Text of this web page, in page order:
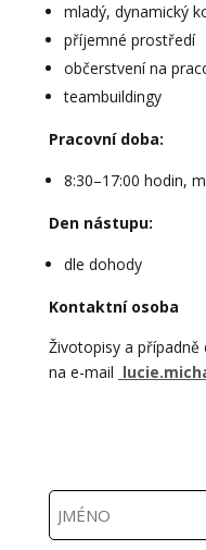
mladý, dynamický
příjemné prostředí
občerstvení na
teambuildingy
Pracovní doba:
8:30–17:00 hodin,
Den nástupu:
dle dohody
Kontaktní osoba
Životopisy a případně
na e-mail
J
m
é